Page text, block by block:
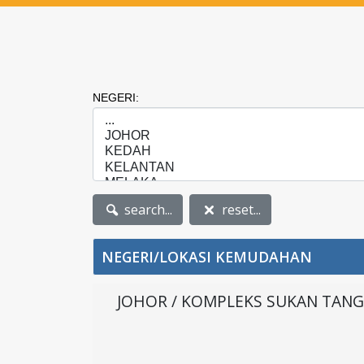
NEGERI:
search... reset...
NEGERI/LOKASI KEMUDAHAN
JOHOR / KOMPLEKS SUKAN